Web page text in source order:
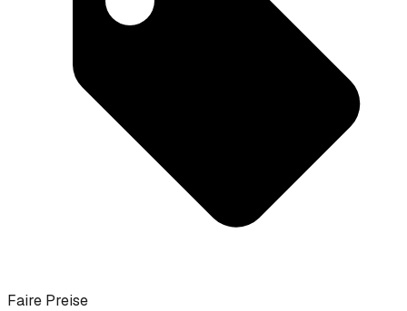
Faire Preise